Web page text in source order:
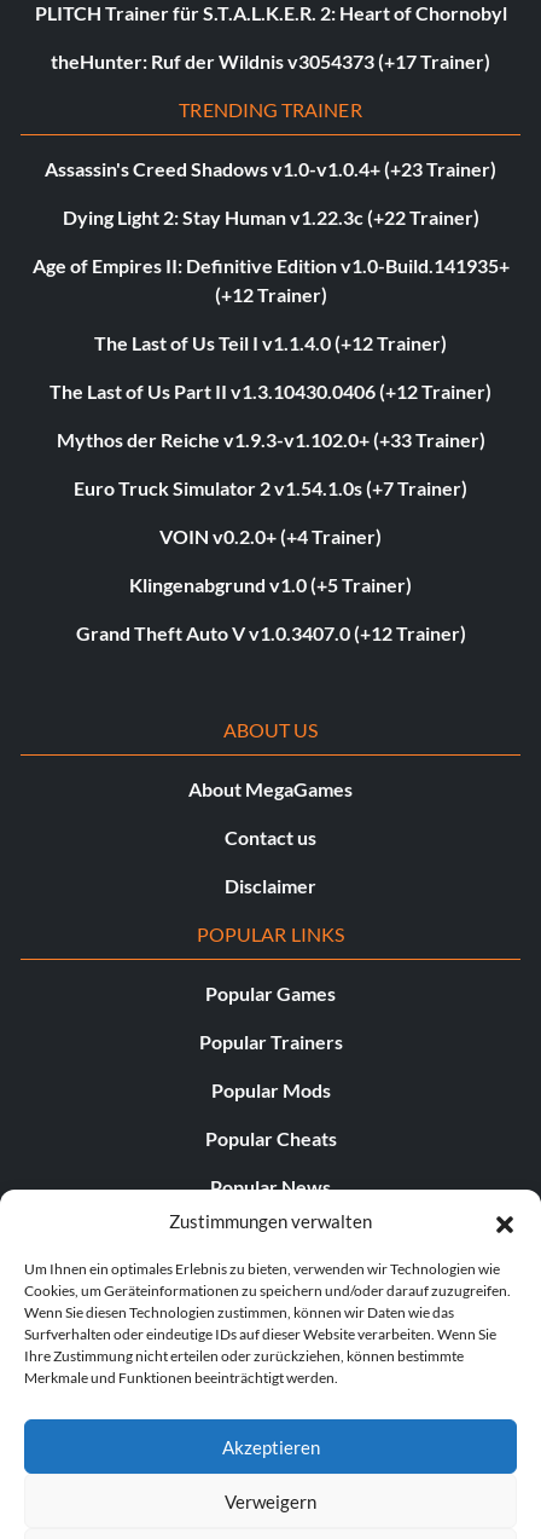
Zustimmungen verwalten
Um Ihnen ein optimales Erlebnis zu bieten, verwenden wir Technologien wie
Cookies, um Geräteinformationen zu speichern und/oder darauf zuzugreifen.
Wenn Sie diesen Technologien zustimmen, können wir Daten wie das
Surfverhalten oder eindeutige IDs auf dieser Website verarbeiten. Wenn Sie
Ihre Zustimmung nicht erteilen oder zurückziehen, können bestimmte
Merkmale und Funktionen beeinträchtigt werden.
Akzeptieren
Verweigern
PLITCH Trainer für S.T.A.L.K.E.R. 2: Heart of Chornobyl
theHunter: Ruf der Wildnis v3054373 (+17 Trainer)
TRENDING TRAINER
Assassin's Creed Shadows v1.0-v1.0.4+ (+23 Trainer)
Dying Light 2: Stay Human v1.22.3c (+22 Trainer)
Age of Empires II: Definitive Edition v1.0-Build.141935+
(+12 Trainer)
The Last of Us Teil I v1.1.4.0 (+12 Trainer)
The Last of Us Part II v1.3.10430.0406 (+12 Trainer)
Mythos der Reiche v1.9.3-v1.102.0+ (+33 Trainer)
Euro Truck Simulator 2 v1.54.1.0s (+7 Trainer)
VOIN v0.2.0+ (+4 Trainer)
Klingenabgrund v1.0 (+5 Trainer)
Grand Theft Auto V v1.0.3407.0 (+12 Trainer)
ABOUT US
About MegaGames
Contact us
Disclaimer
POPULAR LINKS
Popular Games
Popular Trainers
Popular Mods
Popular Cheats
Popular News
Popular Editorials
Popular Free Games
LATEST UPDATES